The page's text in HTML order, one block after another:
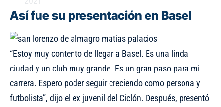
Así fue su presentación en Basel
“Estoy muy contento de llegar a Basel. Es una linda
ciudad y un club muy grande. Es un gran paso para mi
carrera. Espero poder seguir creciendo como persona y
futbolista”, dijo el ex juvenil del Ciclón. Después, presentó